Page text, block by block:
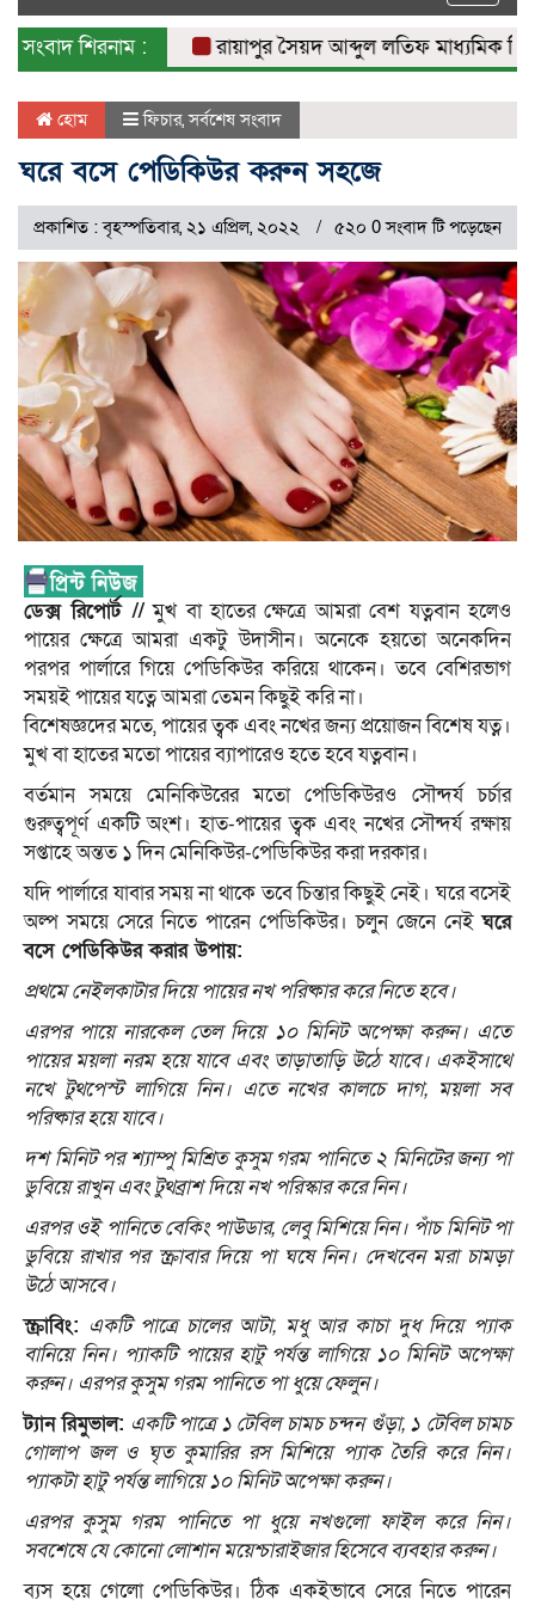
সংবাদ শিরনাম :
রায়াপুর সৈয়দ আব্দুল লতিফ মাধ্যমিক
হোম ফিচার,সর্বশেষ সংবাদ
ঘরে বসে পেডিকিউর করুন সহজে
প্রকাশিত : বৃহস্পতিবার, ২১ এপ্রিল, ২০২২ ৫২০ 0 সংবাদ টি পড়েছেন
ডেক্স রিপোর্ট //মুখ বা হাতের ক্ষেত্রে আমরা বেশ যত্নবান হলেও
পায়ের ক্ষেত্রে আমরা একটু উদাসীন। অনেকে হয়তো অনেকদিন
পরপর পার্লারে গিয়ে পেডিকিউর করিয়ে থাকেন। তবে বেশিরভাগ
সময়ই পায়ের যত্নে আমরা তেমন কিছুই করি না।
বিশেষজ্ঞদের মতে, পায়ের ত্বক এবং নখের জন্য প্রয়োজন বিশেষ যত্ন।
মুখ বা হাতের মতো পায়ের ব্যাপারেও হতে হবে যত্নবান।
বর্তমান সময়ে মেনিকিউরের মতো পেডিকিউরও সৌন্দর্য চর্চার
গুরুত্বপূর্ণ একটি অংশ। হাত-পায়ের ত্বক এবং নখের সৌন্দর্য রক্ষায়
সপ্তাহে অন্তত ১ দিন মেনিকিউর-পেডিকিউর করা দরকার।
যদি পার্লারে যাবার সময় না থাকে তবে চিন্তার কিছুই নেই। ঘরে বসেই
অল্প সময়ে সেরে নিতে পারেন পেডিকিউর। চলুন জেনে নেইঘরে
বসে পেডিকিউর করার উপায়:
প্রথমে নেইলকাটার দিয়ে পায়ের নখ পরিষ্কার করে নিতে হবে।
এরপর পায়ে নারকেল তেল দিয়ে ১০ মিনিট অপেক্ষা করুন। এতে
পায়ের ময়লা নরম হয়ে যাবে এবং তাড়াতাড়ি উঠে যাবে। একইসাথে
নখে টুথপেস্ট লাগিয়ে নিন। এতে নখের কালচে দাগ, ময়লা সব
পরিষ্কার হয়ে যাবে।
দশ মিনিট পর শ্যাম্পু মিশ্রিত কুসুম গরম পানিতে ২ মিনিটের জন্য পা
ডুবিয়ে রাখুন এবং টুথব্রাশ দিয়ে নখ পরিস্কার করে নিন।
এরপর ওই পানিতে বেকিং পাউডার, লেবু মিশিয়ে নিন। পাঁচ মিনিট পা
ডুবিয়ে রাখার পর স্ক্রাবার দিয়ে পা ঘষে নিন। দেখবেন মরা চামড়া
উঠে আসবে।
স্ক্রাবিং: একটি পাত্রে চালের আটা, মধু আর কাচা দুধ দিয়ে প্যাক
বানিয়ে নিন। প্যাকটি পায়ের হাটু পর্যন্ত লাগিয়ে ১০ মিনিট অপেক্ষা
করুন। এরপর কুসুম গরম পানিতে পা ধুয়ে ফেলুন।
ট্যান রিমুভাল: একটি পাত্রে ১ টেবিল চামচ চন্দন গুঁড়া, ১ টেবিল চামচ
গোলাপ জল ও ঘৃত কুমারির রস মিশিয়ে প্যাক তৈরি করে নিন।
প্যাকটা হাটু পর্যন্ত লাগিয়ে ১০ মিনিট অপেক্ষা করুন।
এরপর কুসুম গরম পানিতে পা ধুয়ে নখগুলো ফাইল করে নিন।
সবশেষে যে কোনো লোশান ময়েশ্চারাইজার হিসেবে ব্যবহার করুন।
ব্যস হয়ে গেলো পেডিকিউর। ঠিক একইভাবে সেরে নিতে পারেন